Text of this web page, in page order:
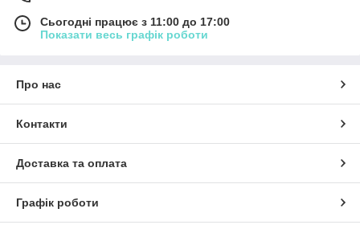
Сьогодні працює з 11:00 до 17:00
Показати весь графік роботи
Про нас
Контакти
Доставка та оплата
Графік роботи